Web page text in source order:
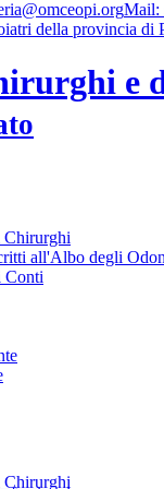
Mail:
e
Chirurghi
Chirurghi
all'Albo degli
Conti